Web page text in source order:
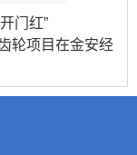
门红”
轮项目在金安经